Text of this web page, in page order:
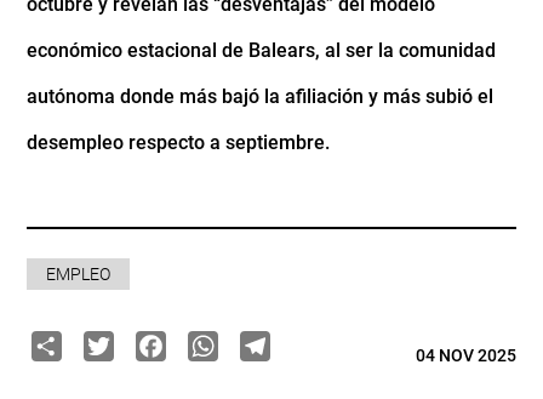
económico estacional de Balears, al ser la comunidad
autónoma donde más bajó la afiliación y más subió el
desempleo respecto a septiembre.
EMPLEO
ShareTwitterFacebook
WhatsApp
Telegram04 NOV 2025